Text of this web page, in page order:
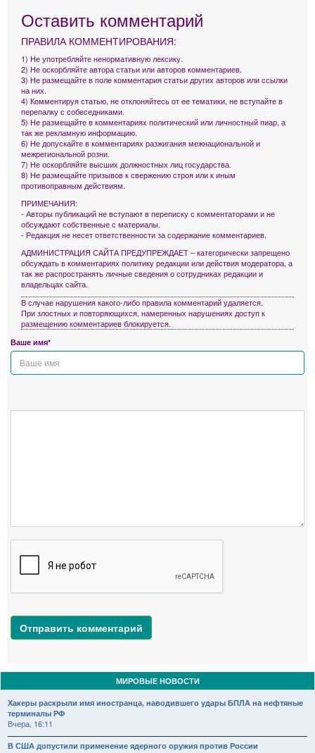
Оставить комментарий
ПРАВИЛА КОММЕНТИРОВАНИЯ:
1) Не употребляйте ненормативную лексику.
2) Не оскорбляйте автора статьи или авторов комментариев.
3) Не размещайте в поле комментария статьи других авторов или ссылки
на них.
4) Комментируя статью, не отклоняйтесь от ее тематики, не вступайте в
перепалку с собеседниками.
5) Не размещайте в комментариях политический или личностный пиар, а
так же рекламную информацию.
6) Не допускайте в комментариях разжигания межнациональной и
межрегиональной розни.
7) Не оскорбляйте высших должностных лиц государства.
8) Не размещайте призывов к свержению строя или к иным
противоправным действиям.
ПРИМЕЧАНИЯ:
- Авторы публикаций не вступают в переписку с комментаторами и не
обсуждают собственные с материалы.
- Редакция не несет ответственности за содержание комментариев.
АДМИНИСТРАЦИЯ САЙТА ПРЕДУПРЕЖДАЕТ – категорически запрещено
обсуждать в комментариях политику редакции или действия модератора, а
так же распространять личные сведения о сотрудниках редакции и
владельцах сайта.
В случае нарушения какого-либо правила комментарий удаляется.
При злостных и повторяющихся, намеренных нарушениях доступ к
размещению комментариев блокируется.
Ваше имя*
Отправить комментарий
МИРОВЫЕ НОВОСТИ
Хакеры раскрыли имя иностранца, наводившего удары БПЛА на нефтяные
терминалы РФ
Вчера, 16:11
В США допустили применение ядерного оружия против России